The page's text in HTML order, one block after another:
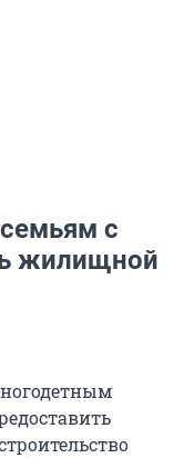
с
жилищной